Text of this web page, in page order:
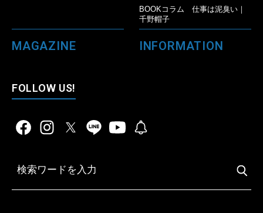
BOOKコラム 仕事は泥臭い｜
千野帽子
MAGAZINE INFORMATION
FOLLOW US!